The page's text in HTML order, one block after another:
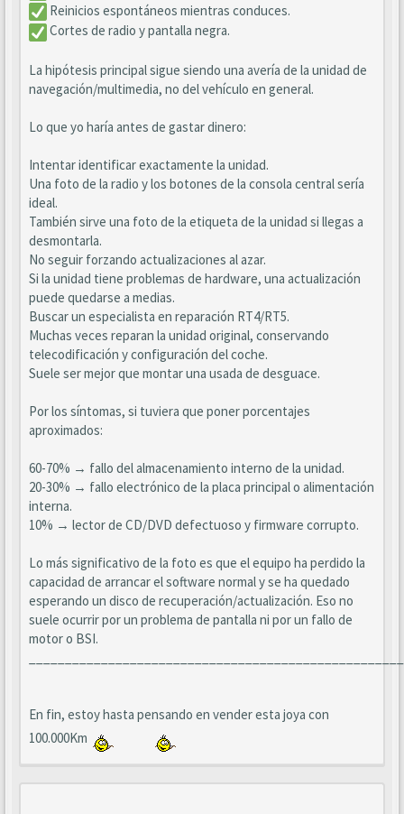
Reinicios espontáneos mientras conduces.
Cortes de radio y pantalla negra.
La hipótesis principal sigue siendo una avería de la unidad de
navegación/multimedia, no del vehículo en general.
Lo que yo haría antes de gastar dinero:
Intentar identificar exactamente la unidad.
Una foto de la radio y los botones de la consola central sería
ideal.
También sirve una foto de la etiqueta de la unidad si llegas a
desmontarla.
No seguir forzando actualizaciones al azar.
Si la unidad tiene problemas de hardware, una actualización
puede quedarse a medias.
Buscar un especialista en reparación RT4/RT5.
Muchas veces reparan la unidad original, conservando
telecodificación y configuración del coche.
Suele ser mejor que montar una usada de desguace.
Por los síntomas, si tuviera que poner porcentajes
aproximados:
60-70% → fallo del almacenamiento interno de la unidad.
20-30% → fallo electrónico de la placa principal o alimentación
interna.
10% → lector de CD/DVD defectuoso y firmware corrupto.
Lo más significativo de la foto es que el equipo ha perdido la
capacidad de arrancar el software normal y se ha quedado
esperando un disco de recuperación/actualización. Eso no
suele ocurrir por un problema de pantalla ni por un fallo de
motor o BSI.
En fin, estoy hasta pensando en vender esta joya con
100.000Km